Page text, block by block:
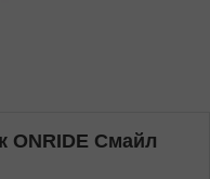
ONRIDE Смайл